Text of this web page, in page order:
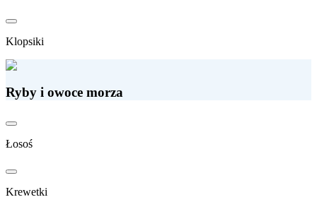
Klopsiki
Ryby i owoce morza
Łosoś
Krewetki